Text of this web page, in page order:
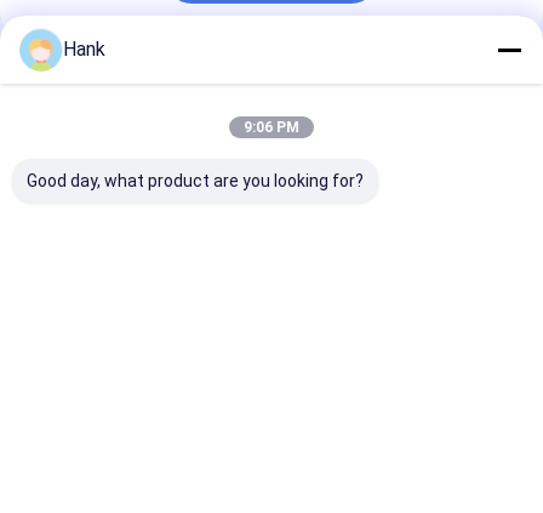
Empfohlene Produkte
Hank
9:06 PM
Good day, what product are you looking for?